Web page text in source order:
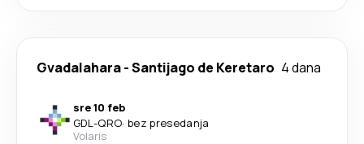
Gvadalahara-Santijago de Keretaro 4 dana
sre 10 feb
GDL-QRO· bez presedanja
Volaris